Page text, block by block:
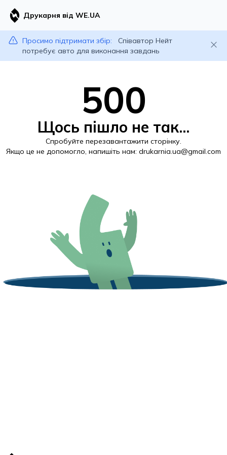
Друкарня від WE.UA
Просимо підтримати збір:
Співавтор Нейт
потребує авто для виконання завдань
500
Щось пішло не так...
Спробуйте перезавантажити сторінку.
Якщо це не допомогло, напишіть нам: drukarnia.ua@gmail.com